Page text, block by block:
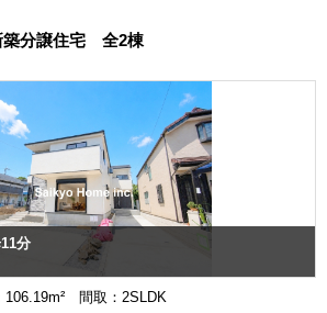
分譲住宅 全2棟
分
106.19m² 間取：2SLDK